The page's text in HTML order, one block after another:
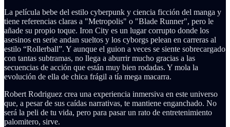
La película bebe del estilo cyberpunk y ciencia ficción del manga y
tiene referencias claras a "Metropolis" o "Blade Runner", pero le
añade su propio toque. Iron City es un lugar corrupto donde los
asesinos en serie andan sueltos y los cyborgs pelean en carreras al
estilo “Rollerball”. Y aunque el guion a veces se siente sobrecargado
con tantas subtramas, no llega a aburrir mucho gracias a las
secuencias de acción que están muy bien rodadas. Y mola la
evolución de ella de chica frágil a tía mega macarra.
Robert Rodriguez crea una experiencia inmersiva en este universo
que, a pesar de sus caídas narrativas, te mantiene enganchado. No
será la peli de tu vida, pero para pasar un rato de entretenimiento
palomitero, sirve.